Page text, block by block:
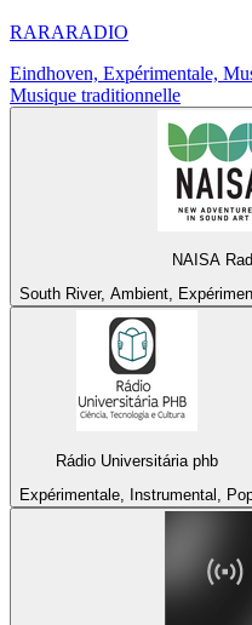
RARARADIO
Eindhoven, Expérimentale,
Musique traditionnelle
NAISA
South River, Ambient,
Rádio Universitária phb
Expérimentale, Instrumental,